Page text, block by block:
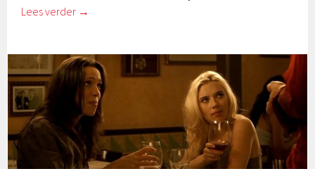
Lees verder →